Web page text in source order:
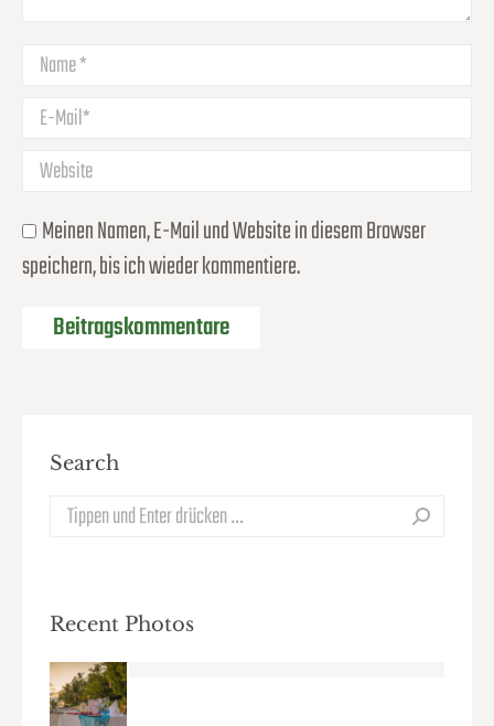
Name *
E-Mail *
Website
Meinen Namen, E-Mail und Website in diesem Browser
speichern, bis ich wieder kommentiere.
Beitragskommentare
Search
Search:
Recent Photos